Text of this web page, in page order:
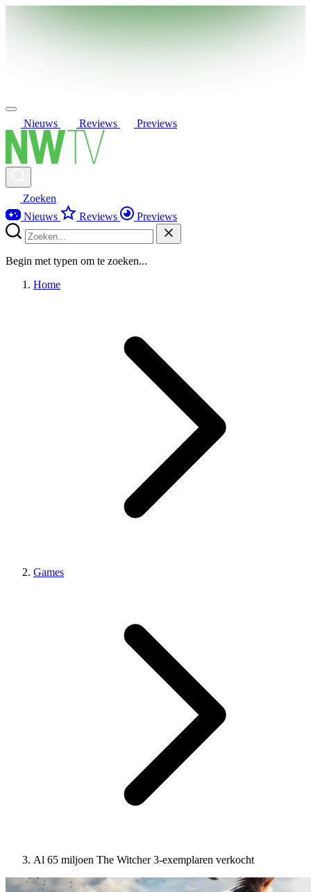
Nieuws Reviews Previews
Zoeken
Nieuws
Reviews Previews
Begin met typen om te zoeken...
Home
Games
Al 65 miljoen The Witcher 3-exemplaren verkocht